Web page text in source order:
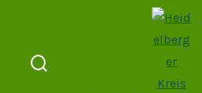
springen